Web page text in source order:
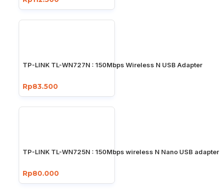
TP-LINK TL-WN727N : 150Mbps Wireless N USB Adapter
Rp83.500
TP-LINK TL-WN725N : 150Mbps wireless N Nano USB adapter
Rp80.000